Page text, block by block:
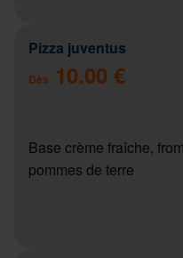
Pizza juventus
Dès 10.00 €
Base crème fraîche,
pommes de terre